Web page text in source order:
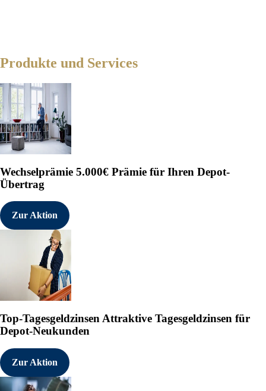
Produkte und Services
Wechselprämie 5.000€ Prämie für Ihren Depot-
Übertrag
Zur Aktion
Top-TagesgeldzinsenAttraktive Tagesgeldzinsen für
Depot-Neukunden
Zur Aktion